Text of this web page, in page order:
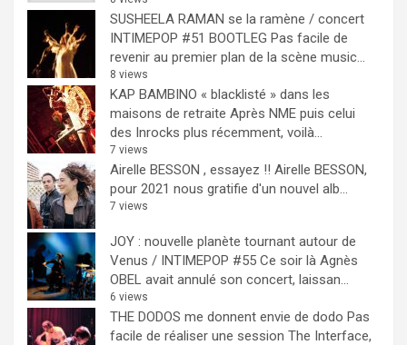
SUSHEELA RAMAN se la ramène / concert
INTIMEPOP #51 BOOTLEG Pas facile de
revenir au premier plan de la scène music...
8 views
KAP BAMBINO « blacklisté » dans les
maisons de retraite Après NME puis celui
des Inrocks plus récemment, voilà...
7 views
Airelle BESSON , essayez !! Airelle BESSON,
pour 2021 nous gratifie d'un nouvel alb...
7 views
JOY : nouvelle planète tournant autour de
Venus / INTIMEPOP #55 Ce soir là Agnès
OBEL avait annulé son concert, laissan...
6 views
THE DODOS me donnent envie de dodo Pas
facile de réaliser une session The Interface,